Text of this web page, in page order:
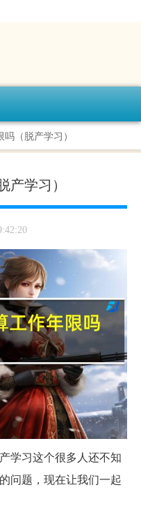
（脱产学习）
学习）
学习这个很多人还不知
问题，现在让我们一起